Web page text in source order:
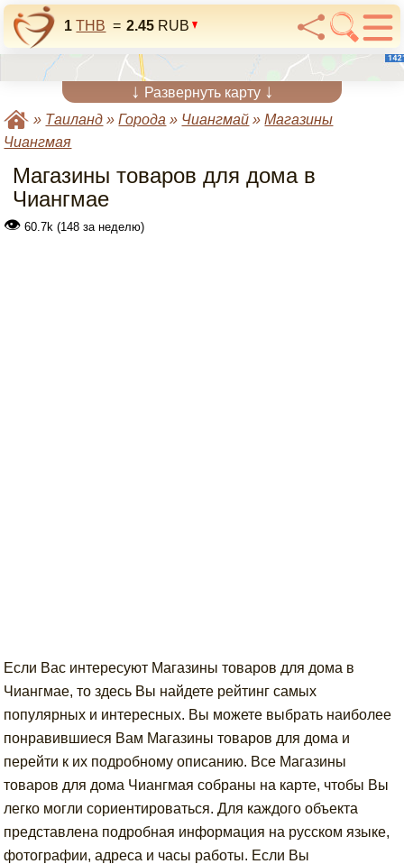
1 THB = 2.45 RUB
↓ Развернуть карту ↓
» Таиланд »Города » Чиангмай »Магазины
Чиангмая
Магазины товаров для дома в
Чиангмае
👁 60.7k (148 за неделю)
Если Вас интересуют Магазины товаров для дома в
Чиангмае, то здесь Вы найдете рейтинг самых
популярных и интересных. Вы можете выбрать наиболее
понравившиеся Вам Магазины товаров для дома и
перейти к их подробному описанию. Все Магазины
товаров для дома Чиангмая собраны на карте, чтобы Вы
легко могли сориентироваться. Для каждого объекта
представлена подробная информация на русском языке,
фотографии, адреса и часы работы. Если Вы